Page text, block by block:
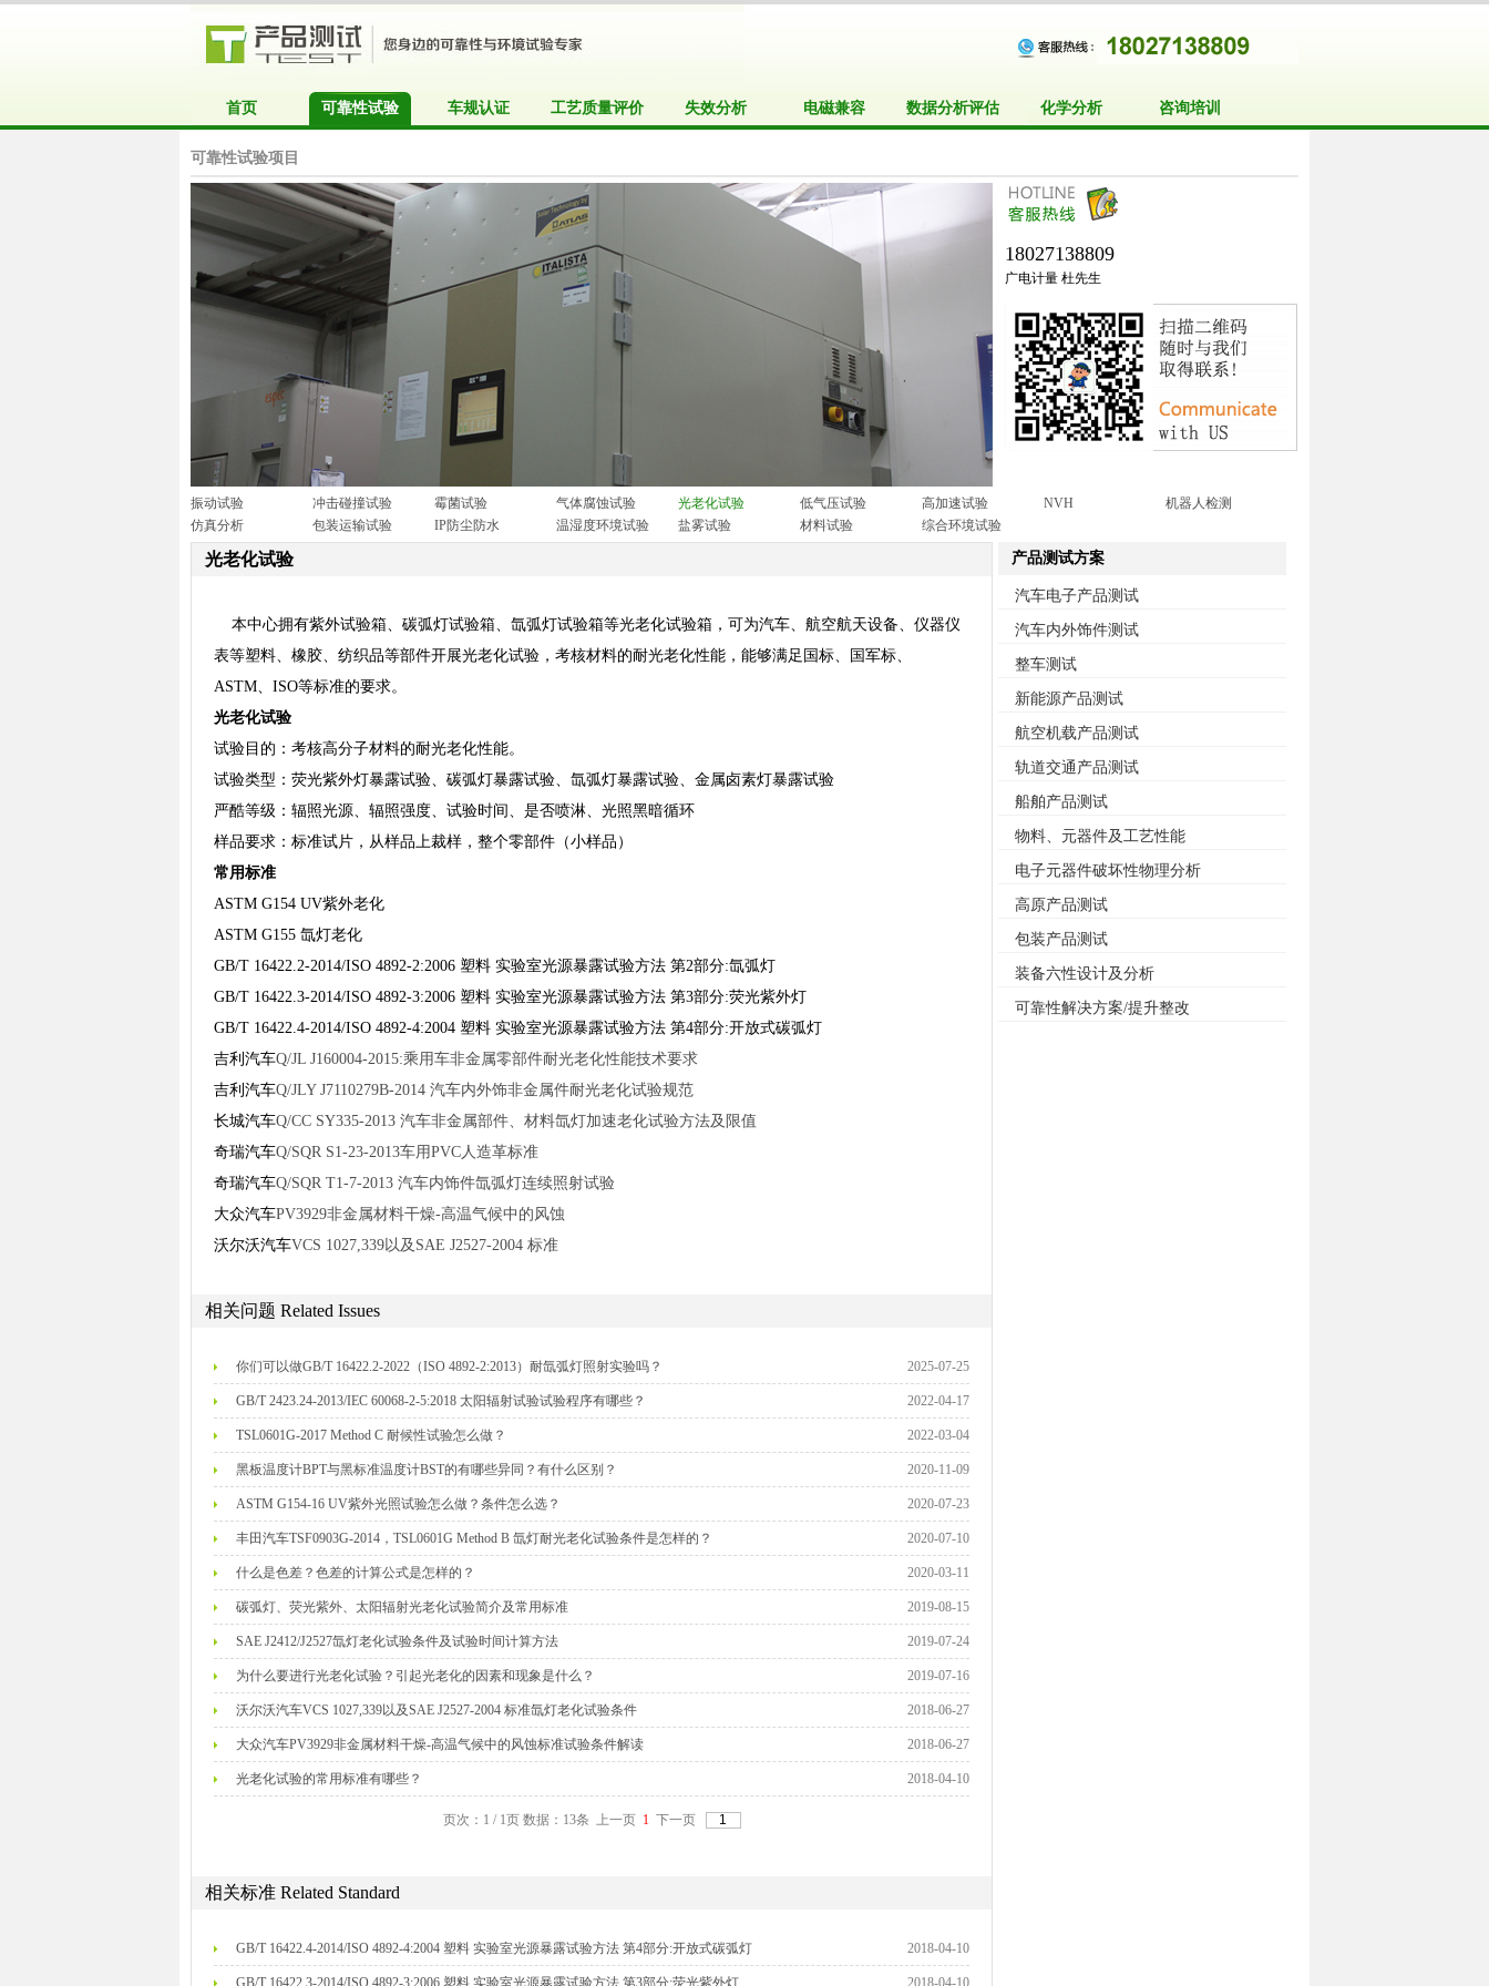
首页 可靠性试验 车规认证 工艺质量评价 失效分析 电磁兼容 数据分析评估 化学分析 咨询培训
可靠性试验项目
18027138809
广电计量 杜先生
振动试验 冲击碰撞试验 霉菌试验 气体腐蚀试验 光老化试验 低气压试验 高加速试验 NVH
机器人检测
仿真分析
包装运输试验 IP防尘防水 温湿度环境试验 盐雾试验 材料试验 综合环境试验
光老化试验
本中心拥有紫外试验箱、碳弧灯试验箱、氙弧灯试验箱等光老化试验箱，可为汽车、航空航天设备、仪器仪
表等塑料、橡胶、纺织品等部件开展光老化试验，考核材料的耐光老化性能，能够满足国标、国军标、
ASTM、ISO等标准的要求。
光老化试验
试验目的：考核高分子材料的耐光老化性能。
试验类型：荧光紫外灯暴露试验、碳弧灯暴露试验、氙弧灯暴露试验、金属卤素灯暴露试验
严酷等级：辐照光源、辐照强度、试验时间、是否喷淋、光照黑暗循环
样品要求：标准试片，从样品上裁样，整个零部件（小样品）
常用标准
ASTM G154 UV紫外老化
ASTM G155 氙灯老化
GB/T 16422.2-2014/ISO 4892-2:2006 塑料 实验室光源暴露试验方法 第2部分:氙弧灯
GB/T 16422.3-2014/ISO 4892-3:2006 塑料 实验室光源暴露试验方法 第3部分:荧光紫外灯
GB/T 16422.4-2014/ISO 4892-4:2004 塑料 实验室光源暴露试验方法 第4部分:开放式碳弧灯
吉利汽车Q/JL J160004-2015:乘用车非金属零部件耐光老化性能技术要求
吉利汽车Q/JLY J7110279B-2014 汽车内外饰非金属件耐光老化试验规范
长城汽车Q/CC SY335-2013 汽车非金属部件、材料氙灯加速老化试验方法及限值
奇瑞汽车Q/SQR S1-23-2013车用PVC人造革标准
奇瑞汽车Q/SQR T1-7-2013 汽车内饰件氙弧灯连续照射试验
大众汽车PV3929非金属材料干燥-高温气候中的风蚀
沃尔沃汽车VCS 1027,339以及SAE J2527-2004 标准
相关问题 Related Issues
2025-07-25
你们可以做GB/T 16422.2-2022（ISO 4892-2:2013）耐氙弧灯照射实验吗？
2022-04-17
GB/T 2423.24-2013/IEC 60068-2-5:2018 太阳辐射试验试验程序有哪些？
2022-03-04
TSL0601G-2017 Method C 耐候性试验怎么做？
2020-11-09
黑板温度计BPT与黑标准温度计BST的有哪些异同？有什么区别？
2020-07-23
ASTM G154-16 UV紫外光照试验怎么做？条件怎么选？
2020-07-10
丰田汽车TSF0903G-2014，TSL0601G Method B 氙灯耐光老化试验条件是怎样的？
2020-03-11
什么是色差？色差的计算公式是怎样的？
2019-08-15
碳弧灯、荧光紫外、太阳辐射光老化试验简介及常用标准
2019-07-24
SAE J2412/J2527氙灯老化试验条件及试验时间计算方法
2019-07-16
为什么要进行光老化试验？引起光老化的因素和现象是什么？
2018-06-27
沃尔沃汽车VCS 1027,339以及SAE J2527-2004 标准氙灯老化试验条件
2018-06-27
大众汽车PV3929非金属材料干燥-高温气候中的风蚀标准试验条件解读
2018-04-10
光老化试验的常用标准有哪些？
页次：1 / 1页 数据：13条 上一页 1下一页
相关标准 Related Standard
2018-04-10
GB/T 16422.4-2014/ISO 4892-4:2004 塑料 实验室光源暴露试验方法 第4部分:开放式碳弧灯
2018-04-10
GB/T 16422.3-2014/ISO 4892-3:2006 塑料 实验室光源暴露试验方法 第3部分:荧光紫外灯
产品测试方案
汽车电子产品测试
汽车内外饰件测试
整车测试
新能源产品测试
航空机载产品测试
轨道交通产品测试
船舶产品测试
物料、元器件及工艺性能
电子元器件破坏性物理分析
高原产品测试
包装产品测试
装备六性设计及分析
可靠性解决方案/提升整改